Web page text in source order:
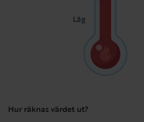
Låg
Hur räknas värdet ut?